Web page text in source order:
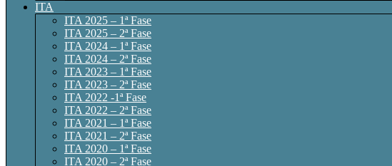
ITA
ITA 2025 – 1ª Fase
ITA 2025 – 2ª Fase
ITA 2024 – 1ª Fase
ITA 2024 – 2ª Fase
ITA 2023 – 1ª Fase
ITA 2023 – 2ª Fase
ITA 2022 -1ª Fase
ITA 2022 – 2ª Fase
ITA 2021 – 1ª Fase
ITA 2021 – 2ª Fase
ITA 2020 – 1ª Fase
ITA 2020 – 2ª Fase